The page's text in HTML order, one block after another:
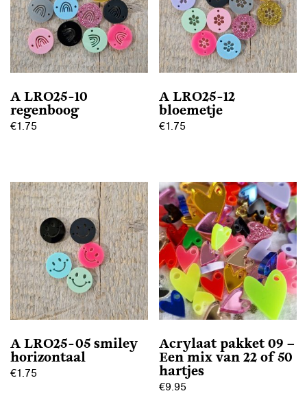
A LRO25-10
regenboog
€1.75
A LRO25-12
bloemetje
€1.75
A LRO25-05 smiley
horizontaal
€1.75
Acrylaat pakket 09 –
Een mix van 22 of 50
hartjes
€9.95